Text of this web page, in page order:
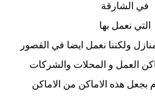
في الشارقة
التي نعمل بها
ولكننا نعمل ايضا في القصور
العمل و المحلات والشركات
بجعل هذه الاماكن من الاماكن